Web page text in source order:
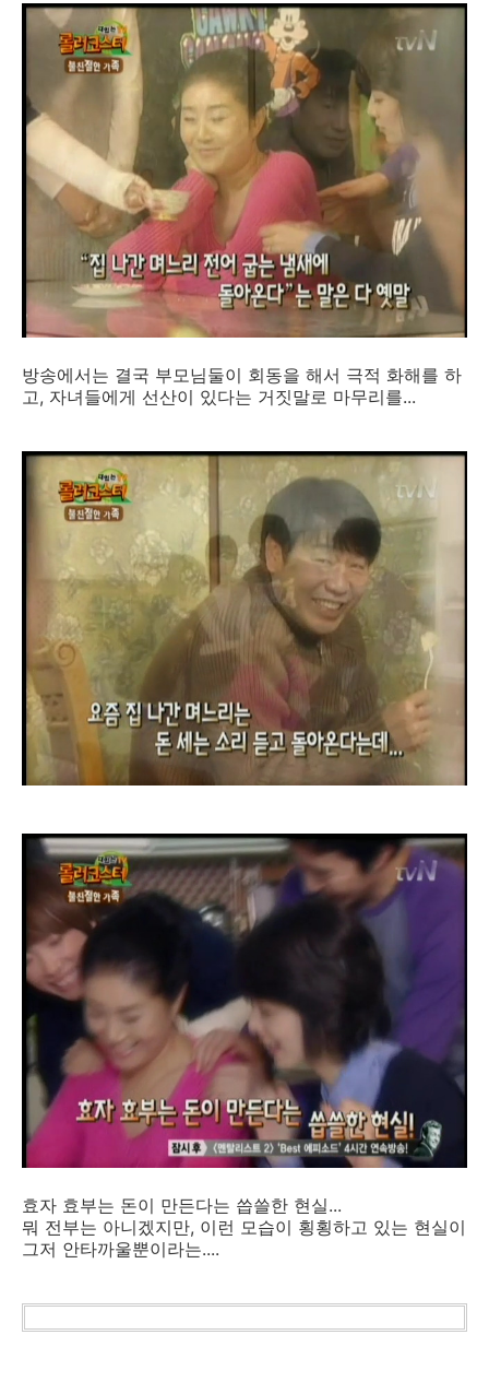
방송에서는 결국 부모님둘이 회동을 해서 극적 화해를 하
고, 자녀들에게 선산이 있다는 거짓말로 마무리를...
효자 효부는 돈이 만든다는 씁쓸한 현실...
뭐 전부는 아니겠지만, 이런 모습이 횡횡하고 있는 현실이
그저 안타까울뿐이라는....